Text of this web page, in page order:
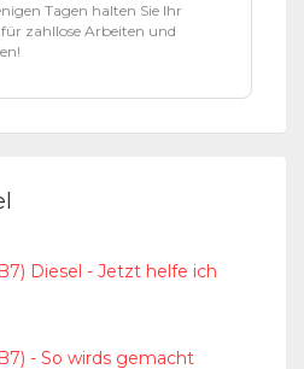
Tagen halten Sie Ihr
zahllose Arbeiten und
Diesel - Jetzt helfe ich
- So wirds gemacht